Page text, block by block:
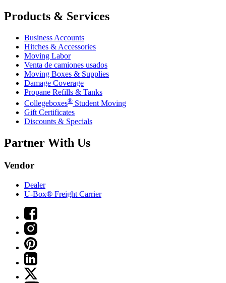
Products & Services
Business Accounts
Hitches & Accessories
Moving Labor
Venta de camiones usados
Moving Boxes & Supplies
Damage Coverage
Propane Refills & Tanks
Collegeboxes® Student Moving
Gift Certificates
Discounts & Specials
Partner With Us
Vendor
Dealer
U-Box® Freight Carrier